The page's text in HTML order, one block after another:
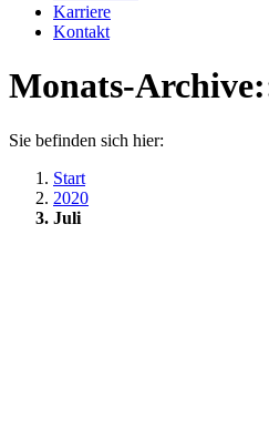
Karriere
Kontakt
Monats-
Sie befinden sich hier:
Start
2020
Juli